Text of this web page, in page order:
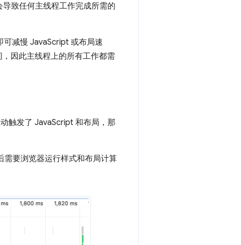
致任何主线程工作完成所需的
可减慢 JavaScript 或布局速
因此主线程上的所有工作都需
触发了 JavaScript 和布局，那
要浏览器运行样式和布局计算